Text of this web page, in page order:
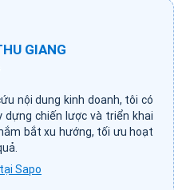
GIANG
nội dung kinh doanh, tôi có
dựng chiến lược và triển khai
bắt xu hướng, tối ưu hoạt
Sapo